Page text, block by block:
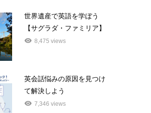
世界遺産で英語を学ぼう
【サグラダ・ファミリア】
8,475 views
英会話悩みの原因を見つけ
て解決しよう
7,346 views